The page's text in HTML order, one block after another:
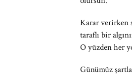
Karar verirken
taraflı bir
O yüzden her
Günümüz